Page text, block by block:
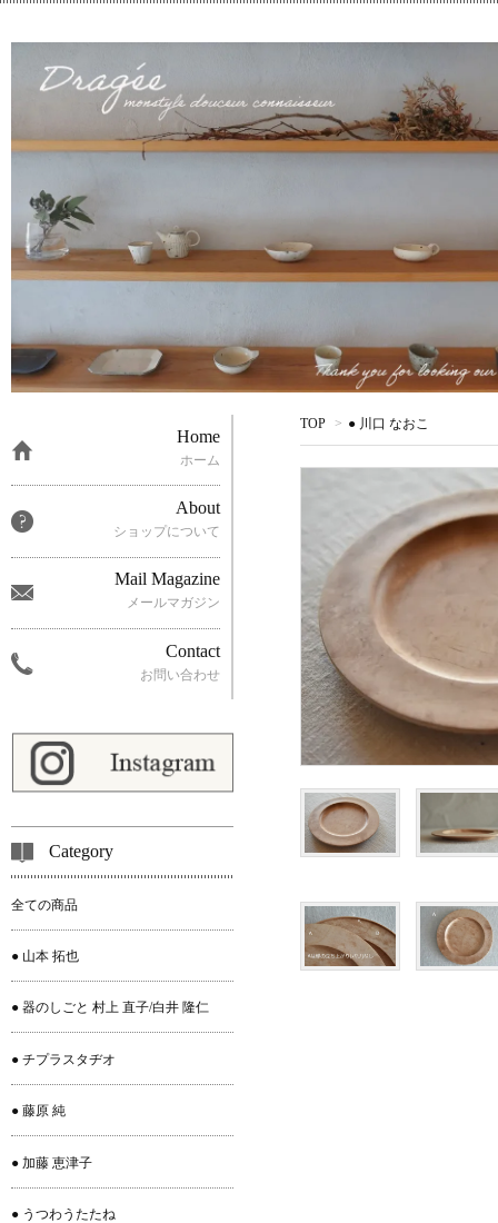
TOP > ● 川口 なおこ
Home
ホーム
About
ショップについて
Mail Magazine
メールマガジン
Contact
お問い合わせ
Category
全ての商品
● 山本 拓也
● 器のしごと 村上 直子/白井 隆仁
● チプラスタヂオ
● 藤原 純
● 加藤 恵津子
● うつわうたたね